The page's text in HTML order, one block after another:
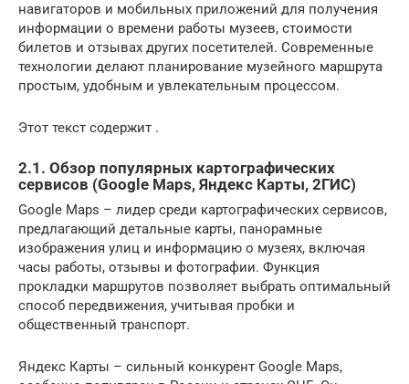
навигаторов и мобильных приложений для получения
информации о времени работы музеев, стоимости
билетов и отзывах других посетителей. Современные
технологии делают планирование музейного маршрута
простым, удобным и увлекательным процессом.
Этот текст содержит .
2.1. Обзор популярных картографических
сервисов (Google Maps, Яндекс Карты, 2ГИС)
Google Maps – лидер среди картографических сервисов,
предлагающий детальные карты, панорамные
изображения улиц и информацию о музеях, включая
часы работы, отзывы и фотографии. Функция
прокладки маршрутов позволяет выбрать оптимальный
способ передвижения, учитывая пробки и
общественный транспорт.
Яндекс Карты – сильный конкурент Google Maps,